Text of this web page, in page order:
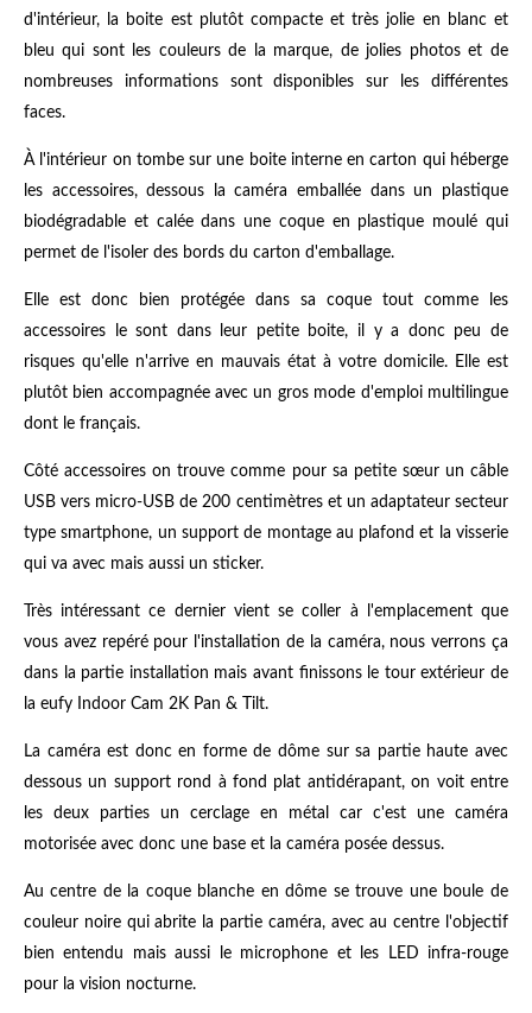
d'intérieur, la boite est plutôt compacte et très jolie en blanc et
bleu qui sont les couleurs de la marque, de jolies photos et de
nombreuses informations sont disponibles sur les différentes
faces.
À l'intérieur on tombe sur une boite interne en carton qui héberge
les accessoires, dessous la caméra emballée dans un plastique
biodégradable et calée dans une coque en plastique moulé qui
permet de l'isoler des bords du carton d'emballage.
Elle est donc bien protégée dans sa coque tout comme les
accessoires le sont dans leur petite boite, il y a donc peu de
risques qu'elle n'arrive en mauvais état à votre domicile. Elle est
plutôt bien accompagnée avec un gros mode d'emploi multilingue
dont le français.
Côté accessoires on trouve comme pour sa petite sœur un câble
USB vers micro-USB de 200 centimètres et un adaptateur secteur
type smartphone, un support de montage au plafond et la visserie
qui va avec mais aussi un sticker.
Très intéressant ce dernier vient se coller à l'emplacement que
vous avez repéré pour l'installation de la caméra, nous verrons ça
dans la partie installation mais avant finissons le tour extérieur de
la eufy Indoor Cam 2K Pan & Tilt.
La caméra est donc en forme de dôme sur sa partie haute avec
dessous un support rond à fond plat antidérapant, on voit entre
les deux parties un cerclage en métal car c'est une caméra
motorisée avec donc une base et la caméra posée dessus.
Au centre de la coque blanche en dôme se trouve une boule de
couleur noire qui abrite la partie caméra, avec au centre l'objectif
bien entendu mais aussi le microphone et les LED infra-rouge
pour la vision nocturne.